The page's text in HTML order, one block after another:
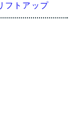
フトアップ